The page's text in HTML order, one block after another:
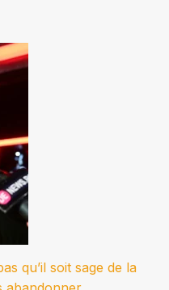
qu’il soit sage de la